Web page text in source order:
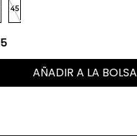
45
5
AÑADIR A LA BOLSA